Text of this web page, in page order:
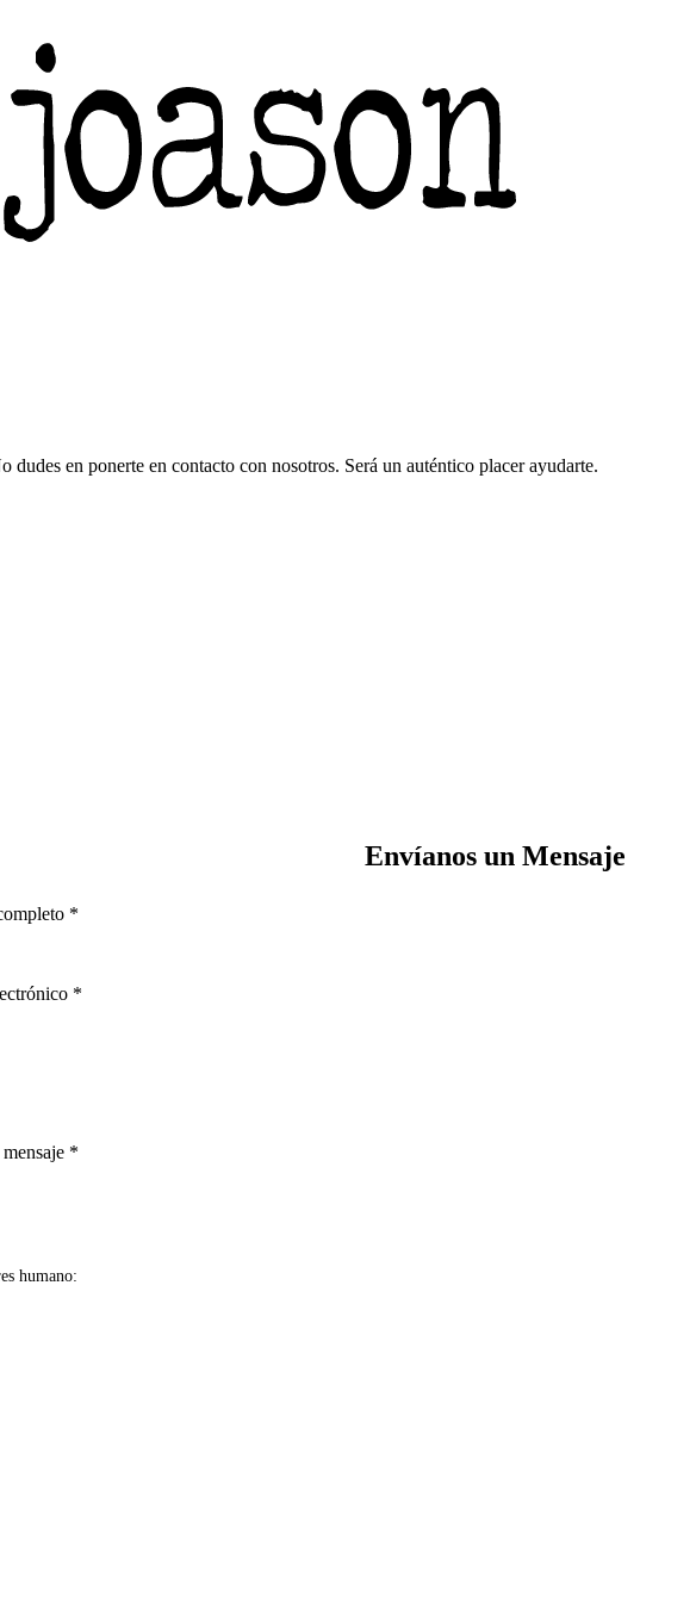
dudes en ponerte en contacto con nosotros. Será un auténtico placer ayudarte.
Envíanos un Mensaje
*
*
*
humano: